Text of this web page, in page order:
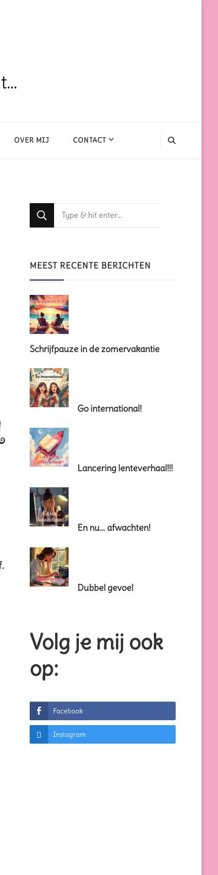
OVER MIJ CONTACT
Op
zoek
iets?
MEEST RECENTE BERICHTEN
Schrijfpauze in de zomervakantie
Go international!
Lancering lenteverhaal!!!
En nu… afwachten!
Dubbel gevoel
Volg je mij ook
op:
Facebook
Instagram